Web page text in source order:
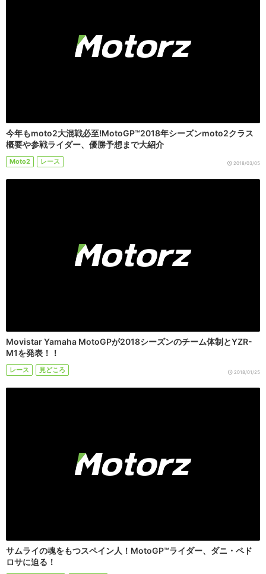
今年もmoto2大混戦必至!MotoGP™2018年シーズンmoto2クラス
概要や参戦ライダー、優勝予想まで大紹介
Moto2 レース 2018/03/05
Movistar Yamaha MotoGPが2018シーズンのチーム体制とYZR-
M1を発表！！
レース 見どころ 2018/01/25
サムライの魂をもつスペイン人！MotoGP™ライダー、ダニ・ペド
ロサに迫る！